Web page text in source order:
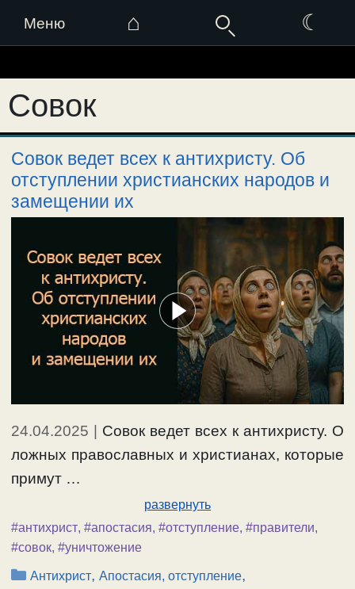
Меню ⌂ ☾
к
содержимому
Совок
Совок ведет всех к антихристу. Об
отступлении христианских народов и
замещении их
24.04.2025 | Совок ведет всех к антихристу. О
ложных православных и христианах, которые
примут …
развернуть
#антихрист, #апостасия, #отступление, #правители,
#совок, #уничтожение
Рубрики
Антихрист,Апостасия, отступление,